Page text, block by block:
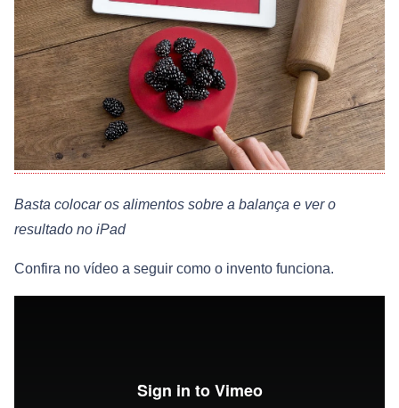
Basta colocar os alimentos sobre a balança e ver o
resultado no iPad
Confira no vídeo a seguir como o invento funciona.